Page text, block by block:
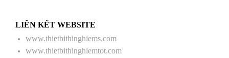
LIÊN KẾT WEBSITE
www.thietbithinghiems.com
www.thietbithinghiemtot.com